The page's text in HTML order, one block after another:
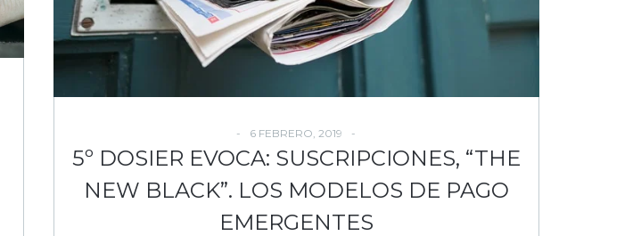
6 FEBRERO, 2019
5º DOSIER EVOCA: SUSCRIPCIONES, “THE
NEW BLACK”. LOS MODELOS DE PAGO
EMERGENTES